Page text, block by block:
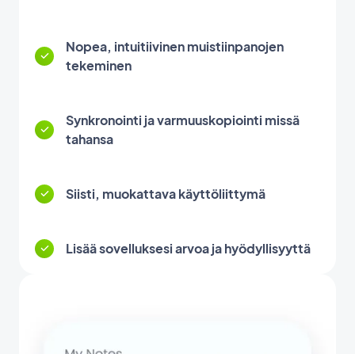
Nopea, intuitiivinen muistiinpanojen
tekeminen
Synkronointi ja varmuuskopiointi missä
tahansa
Siisti, muokattava käyttöliittymä
Lisää sovelluksesi arvoa ja hyödyllisyyttä